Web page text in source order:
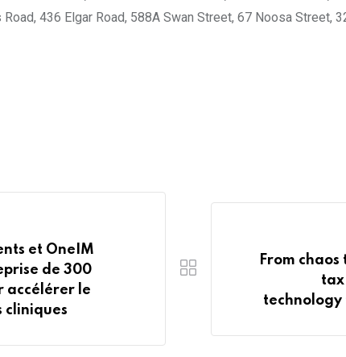
436 Elgar Road, 588A Swan Street, 67 Noosa Street,
et OneIM
de 300
accélérer le
cliniques
From